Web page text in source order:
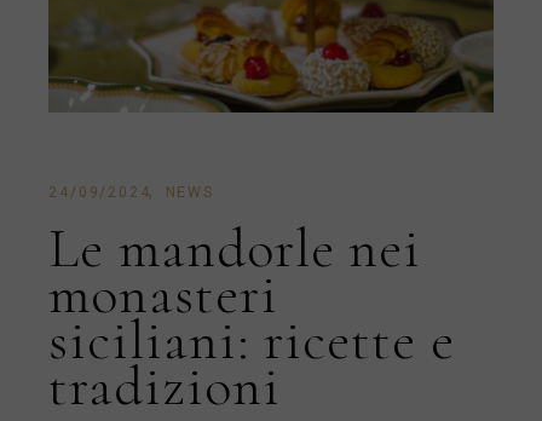
24/09/2024 NEWS
Le mandorle nei
monasteri
siciliani: ricette e
tradizioni